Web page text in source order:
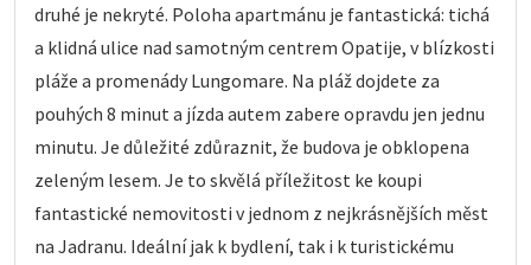
druhé je nekryté. Poloha apartmánu je fantastická: tichá
a klidná ulice nad samotným centrem Opatije, v blízkosti
pláže a promenády Lungomare. Na pláž dojdete za
pouhých 8 minut a jízda autem zabere opravdu jen jednu
minutu. Je důležité zdůraznit, že budova je obklopena
zeleným lesem. Je to skvělá příležitost ke koupi
fantastické nemovitosti v jednom z nejkrásnějších měst
na Jadranu. Ideální jak k bydlení, tak i k turistickému